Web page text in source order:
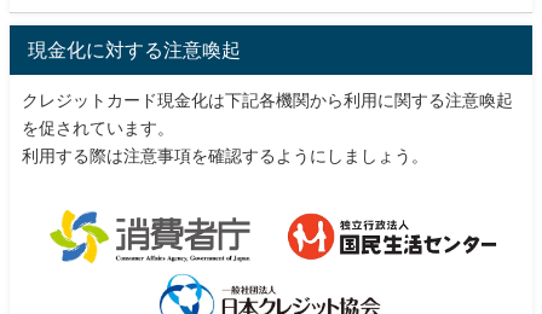
現金化に対する注意喚起
クレジットカード現金化は下記各機関から利用に関する注意喚起
を促されています。
利用する際は注意事項を確認するようにしましょう。